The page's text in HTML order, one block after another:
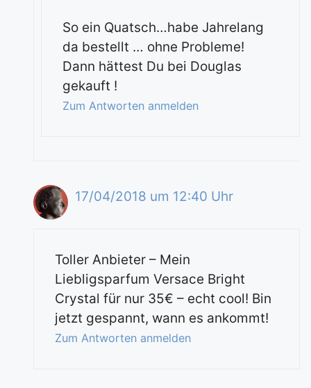
So ein Quatsch…habe Jahrelang
da bestellt … ohne Probleme!
Dann hättest Du bei Douglas
gekauft !
Zum Antworten anmelden
17/04/2018 um 12:40 Uhr
Toller Anbieter – Mein
Liebligsparfum Versace Bright
Crystal für nur 35€ – echt cool! Bin
jetzt gespannt, wann es ankommt!
Zum Antworten anmelden